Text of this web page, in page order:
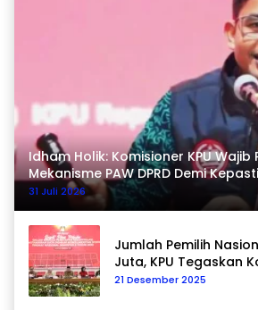
Idham Holik: Komisioner KPU Wajib
Mekanisme PAW DPRD Demi
31 Juli 2026
Jumlah Pemilih
Juta, KPU Tegaskan
Data Berkelanjutan
21 Desember 2025